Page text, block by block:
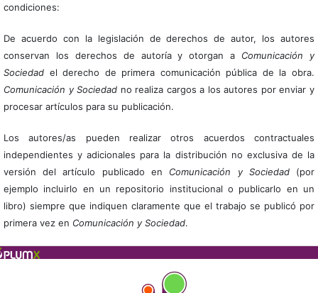
condiciones:
De acuerdo con la legislación de derechos de autor, los autores
conservan los derechos de autoría y otorgan a Comunicación y
Sociedadel derecho de primera comunicación pública de la obra.
Comunicación y Sociedad no realiza cargos a los autores por enviar y
procesar artículos para su publicación.
Los autores/as pueden realizar otros acuerdos contractuales
independientes y adicionales para la distribución no exclusiva de la
versión del artículo publicado en Comunicación y Sociedad(por
ejemplo incluirlo en un repositorio institucional o publicarlo en un
libro) siempre que indiquen claramente que el trabajo se publicó por
primera vez en Comunicación y Sociedad.